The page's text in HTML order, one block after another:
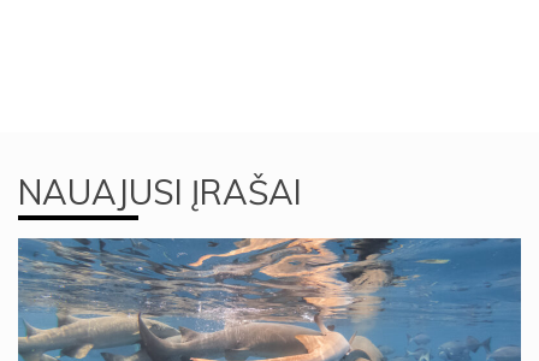
NAUAJUSI ĮRAŠAI